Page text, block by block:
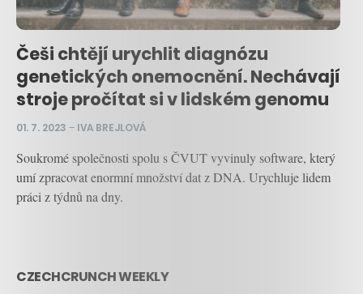
Češi chtějí urychlit diagnózu
genetických onemocnění. Nechávají
stroje pročítat si v lidském genomu
01. 7. 2023 – IVA BREJLOVÁ
Soukromé společnosti spolu s ČVUT vyvinuly software, který
umí zpracovat enormní množství dat z DNA. Urychluje lidem
práci z týdnů na dny.
CZECHCRUNCH WEEKLY